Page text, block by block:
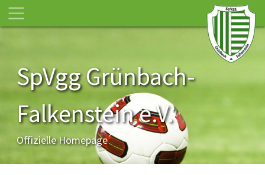
SpVgg Grünbach-
Falkenstein e.V.
Offizielle Homepage